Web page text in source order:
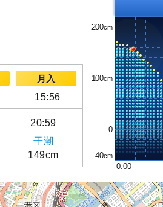
月入
15:56
20:59
干潮
149cm
200
100
0
-40
0:00